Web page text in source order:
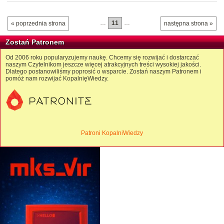
« poprzednia strona następna strona »
11
Zostań Patronem
Od 2006 roku popularyzujemy naukę. Chcemy się rozwijać i dostarczać
naszym Czytelnikom jeszcze więcej atrakcyjnych treści wysokiej jakości.
Dlatego postanowiliśmy poprosić o wsparcie. Zostań naszym Patronem i
pomóż nam rozwijać KopalnięWiedzy.
Patroni KopalniWiedzy